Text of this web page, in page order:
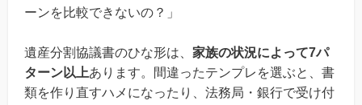
ーンを比較できないの？」
遺産分割協議書のひな形は、 家族の状況によって7パ
ターン以上あります。間違ったテンプレを選ぶと、書
類を作り直すハメになったり、法務局・銀行で受け付